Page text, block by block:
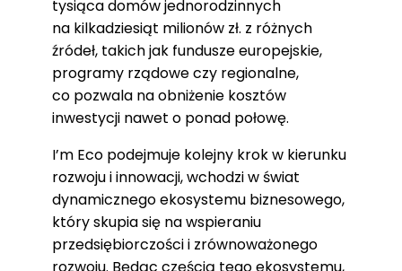
tysiąca domów jednorodzinnych
na kilkadziesiąt milionów zł. z różnych
źródeł, takich jak fundusze europejskie,
programy rządowe czy regionalne,
co pozwala na obniżenie kosztów
inwestycji nawet o ponad połowę.
I’m Eco podejmuje kolejny krok w kierunku
rozwoju i innowacji, wchodzi w świat
dynamicznego ekosystemu biznesowego,
który skupia się na wspieraniu
przedsiębiorczości i zrównoważonego